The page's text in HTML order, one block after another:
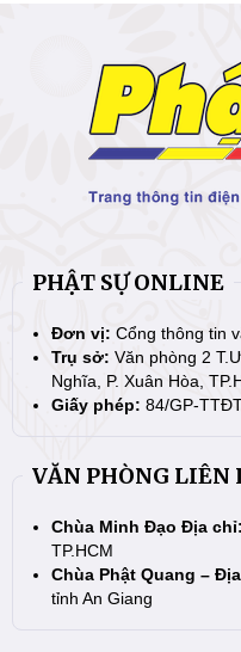
PHẬT SỰ ONLINE
Đơn vị: Cổng thông tin
Trụ sở: Văn phòng 2
Nghĩa, P. Xuân Hòa,
Giấy phép: 84/GP-
VĂN PHÒNG LIÊN
Chùa Minh Đạo Địa chỉ:
TP.HCM
Chùa Phật Quang –
tỉnh An Giang